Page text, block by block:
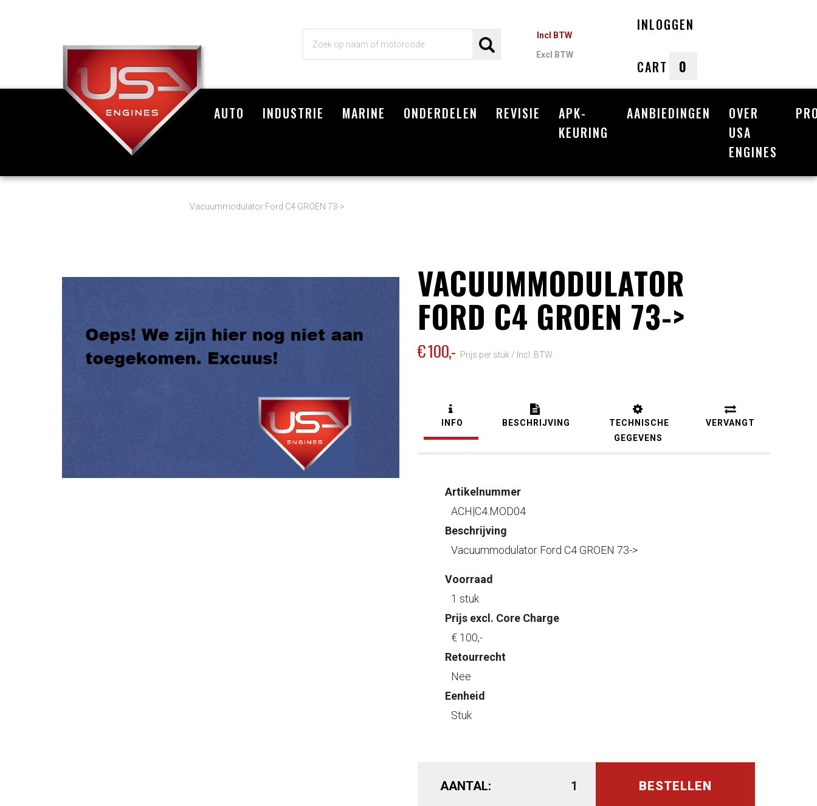
Incl BTW
Excl BTW
INLOGGEN
CART 0
Winkelwagen
AUTO INDUSTRIE MARINE ONDERDELEN REVISIE
APK-
KEURING
AANBIEDINGEN
OVER
USA
ENGINES
Vacuummodulator Ford C4 GROEN 73->
VACUUMMODULATOR
FORD C4 GROEN 73->
€ 100,- Prijs per stuk / Incl. BTW
INFO BESCHRIJVING
TECHNISCHE
GEGEVENS
VERVANGT
Artikelnummer
ACH|C4.MOD04
Beschrijving
Vacuummodulator Ford C4 GROEN 73->
Voorraad
1 stuk
Prijs excl. Core Charge
€ 100,-
Retourrecht
Nee
Eenheid
Stuk
AANTAL: BESTELLEN